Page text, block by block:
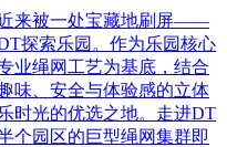
来被一处宝藏地刷屏——
探索乐园。作为乐园核心
业绳网工艺为基底，结合
味、安全与体验感的立体
时光的优选之地。走进DT
个园区的巨型绳网集群即